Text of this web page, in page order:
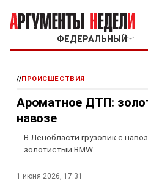
ФЕДЕРАЛЬНЫЙ ﹀
//ПРОИСШЕСТВИЯ
Ароматное ДТП:
навозе
В Ленобласти грузовик с
золотистый BMW
1 июня 2026, 17:31